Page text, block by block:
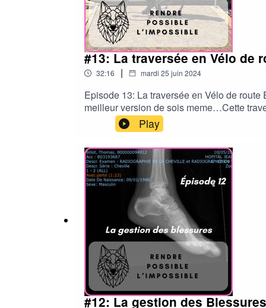
#13: La traversée en Vélo de
32:16 | mardi 25 juin 2024
Episode 13: La traversée en Vélo de
meilleur version de sois meme…Cette
apprentissages que je construit les outils
thomasbillot039@gmail.comRetrouvez
https://www.thomasbillot.com/358-2/—>
Facebook: https://www.facebook.com/
défis:https://chat.whatsapp.com/
lang=frALTITUDE EYEWEAR: https://
igsh=ejJzM2N4MmUxODJhGTJ: https://
Play
#12: La gestion des Blessures